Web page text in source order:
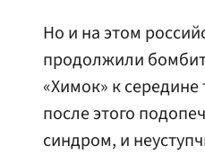
Но и на этом
продолжили
«Химок» к
после этого
синдром, и